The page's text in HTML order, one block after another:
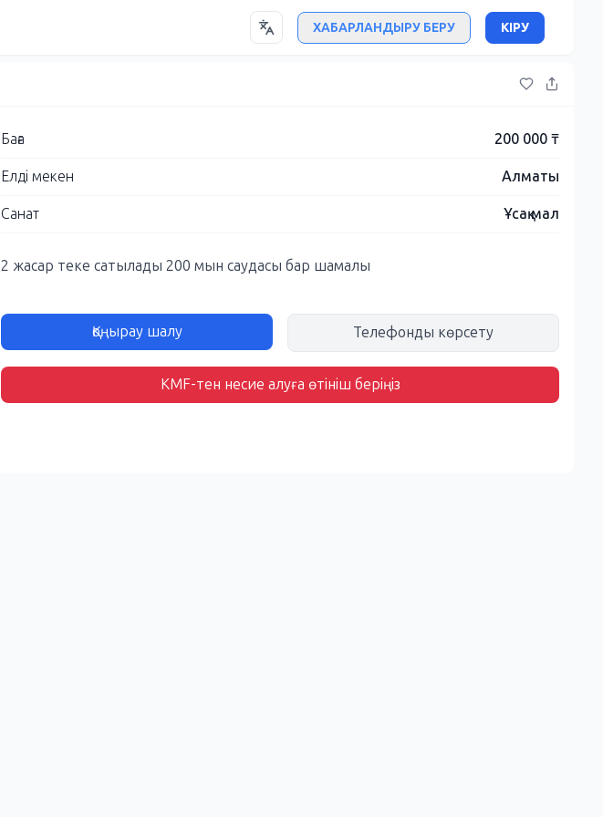
ХАБАРЛАНДЫРУ БЕРУ КІРУ
Баға 200 000 ₸
Елді мекен Алматы
Санат Ұсақ мал
2 жасар теке сатылады 200 мын саудасы бар шамалы
Қоңырау шалу Телефонды көрсету
KMF-тен несие алуға өтініш беріңіз